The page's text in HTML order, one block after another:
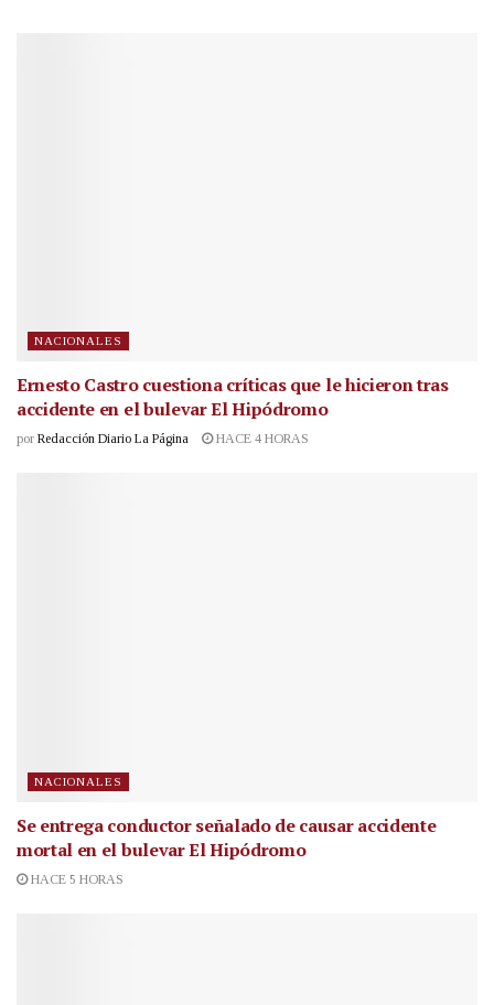
NACIONALES
Ernesto Castro cuestiona críticas que le hicieron tras
accidente en el bulevar El Hipódromo
por Redacción Diario La Página HACE 4 HORAS
NACIONALES
Se entrega conductor señalado de causar accidente
mortal en el bulevar El Hipódromo
HACE 5 HORAS